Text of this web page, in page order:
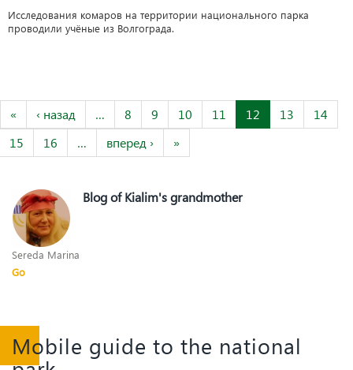
Исследования комаров на территории национального парка
проводили учёные из Волгограда.
« ‹ назад … 8 9 10 11 12 13
14
15
16 … вперед › »
Blog of Kialim's grandmother
Sereda Marina
Go
Mobile guide to the national